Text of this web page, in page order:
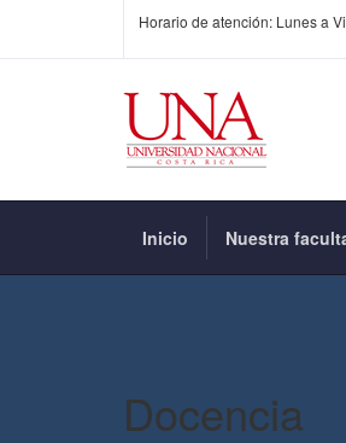
Horario de atención: Lunes a
Inicio Nuestra
Docencia